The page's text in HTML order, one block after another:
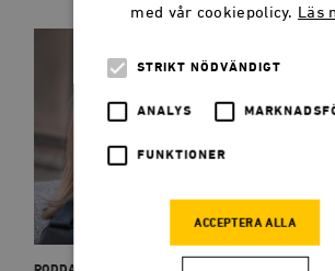
med vår cookiepolicy. Läs
STRIKT NÖDVÄNDIGT
ANALYS
FUNKTIONER
ACCEPTERA ALLA